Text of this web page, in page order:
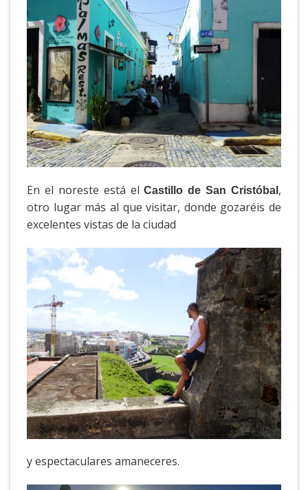
En el noreste está elCastillo de San Cristóbal ,
otro lugar más al que visitar, donde gozaréis de
excelentes vistas de la ciudad
y espectaculares amaneceres.